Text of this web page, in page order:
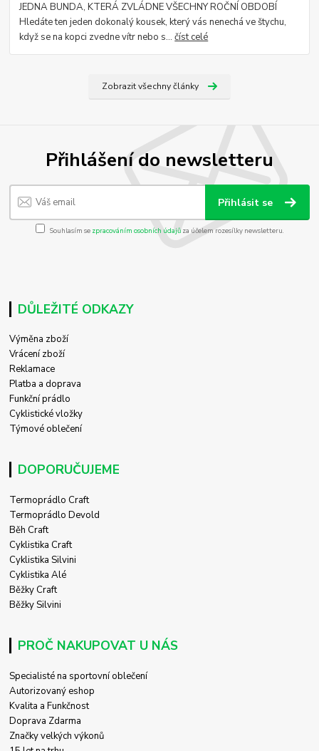
JEDNA BUNDA, KTERÁ ZVLÁDNE VŠECHNY ROČNÍ OBDOBÍ
Hledáte ten jeden dokonalý kousek, který vás nenechá ve štychu,
když se na kopci zvedne vítr nebo s...číst celé
Zobrazit všechny články
Přihlášení do newsletteru
Přihlásit se
Souhlasím se zpracováním osobních údajůza účelem rozesílky newsletteru.
DŮLEŽITÉ ODKAZY
Výměna zboží
Vrácení zboží
Reklamace
Platba a doprava
Funkční prádlo
Cyklistické vložky
Týmové oblečení
DOPORUČUJEME
Termoprádlo Craft
Termoprádlo Devold
Běh Craft
Cyklistika Craft
Cyklistika Silvini
Cyklistika Alé
Běžky Craft
Běžky Silvini
PROČ NAKUPOVAT U NÁS
Specialisté na sportovní oblečení
Autorizovaný eshop
Kvalita a Funkčnost
Doprava Zdarma
Značky velkých výkonů